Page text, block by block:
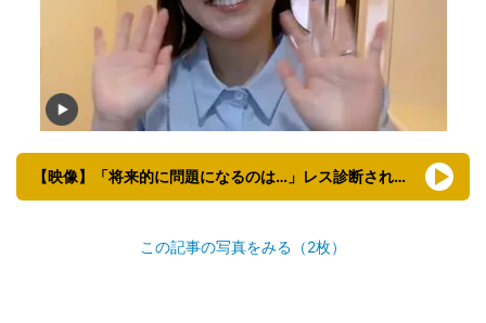
【映像】「将来的に問題になるのは…」レス診断される西野未姫の自宅
この記事の写真をみる（2枚）